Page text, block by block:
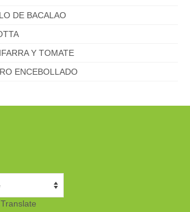
DE BACALAO
Y TOMATE
ENCEBOLLADO
Translate